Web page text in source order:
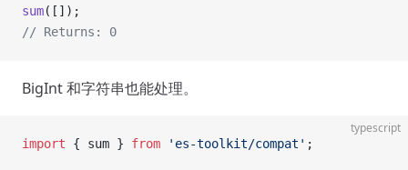
sum([]);
// Returns: 0
BigInt 和字符串也能处理。
typescript
import { sum } from 'es-toolkit/compat' ;